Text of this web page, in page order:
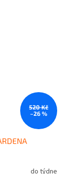
520 Kč
–26 %
do týdne